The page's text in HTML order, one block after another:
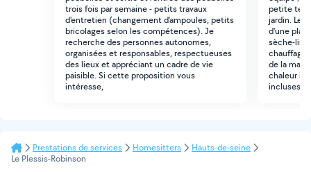
trois fois par semaine - petits travaux
d'entretien (changement d'ampoules, petits
bricolages selon les compétences). Je
recherche des personnes autonomes,
organisées et responsables, respectueuses
des lieux et appréciant un cadre de vie
paisible. Si cette proposition vous
intéresse,
petite
jardin. Le
d'une
sèche-
chauffage
de la
chaleur
incluses.
Prestations de services Homesitters
Hauts-de-seine
Le Plessis-Robinson